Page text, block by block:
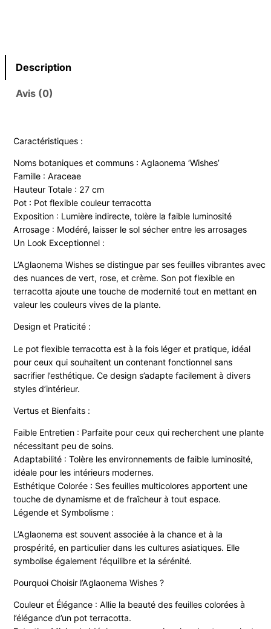
Description
Avis (0)
Caractéristiques :
Noms botaniques et communs : Aglaonema ‘Wishes’
Famille : Araceae
Hauteur Totale : 27 cm
Pot : Pot flexible couleur terracotta
Exposition : Lumière indirecte, tolère la faible luminosité
Arrosage : Modéré, laisser le sol sécher entre les arrosages
Un Look Exceptionnel :
L’Aglaonema Wishes se distingue par ses feuilles vibrantes avec
des nuances de vert, rose, et crème. Son pot flexible en
terracotta ajoute une touche de modernité tout en mettant en
valeur les couleurs vives de la plante.
Design et Praticité :
Le pot flexible terracotta est à la fois léger et pratique, idéal
pour ceux qui souhaitent un contenant fonctionnel sans
sacrifier l’esthétique. Ce design s’adapte facilement à divers
styles d’intérieur.
Vertus et Bienfaits :
Faible Entretien : Parfaite pour ceux qui recherchent une plante
nécessitant peu de soins.
Adaptabilité : Tolère les environnements de faible luminosité,
idéale pour les intérieurs modernes.
Esthétique Colorée : Ses feuilles multicolores apportent une
touche de dynamisme et de fraîcheur à tout espace.
Légende et Symbolisme :
L’Aglaonema est souvent associée à la chance et à la
prospérité, en particulier dans les cultures asiatiques. Elle
symbolise également l’équilibre et la sérénité.
Pourquoi Choisir l’Aglaonema Wishes ?
Couleur et Élégance : Allie la beauté des feuilles colorées à
l’élégance d’un pot terracotta.